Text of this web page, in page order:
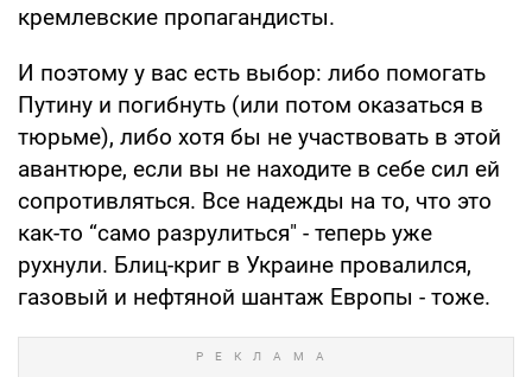
кремлевские пропагандисты.
И поэтому у вас есть выбор: либо помогать
Путину и погибнуть (или потом оказаться в
тюрьме), либо хотя бы не участвовать в этой
авантюре, если вы не находите в себе сил ей
сопротивляться. Все надежды на то, что это
как-то “само разрулиться" - теперь уже
рухнули. Блиц-криг в Украине провалился,
газовый и нефтяной шантаж Европы - тоже.